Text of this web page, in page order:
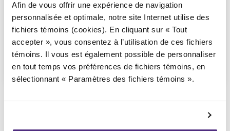
Afin de vous offrir une expérience de navigation
personnalisée et optimale, notre site Internet utilise des
fichiers témoins (cookies). En cliquant sur « Tout
accepter », vous consentez à l’utilisation de ces fichiers
témoins. Il vous est également possible de personnaliser
en tout temps vos préférences de fichiers témoins, en
sélectionnant « Paramètres des fichiers témoins ».
proposition amendée
2025-06-30
Télécharger
: Ordonnance approuvant la